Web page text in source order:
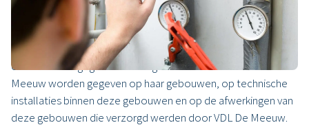
In onderstaand te downloaden documenten wordt enerzijds
een overzicht gegeven van de garanties welke door VDL De
Meeuw worden gegeven op haar gebouwen, op technische
installaties binnen deze gebouwen en op de afwerkingen van
deze gebouwen die verzorgd werden door VDL De Meeuw.